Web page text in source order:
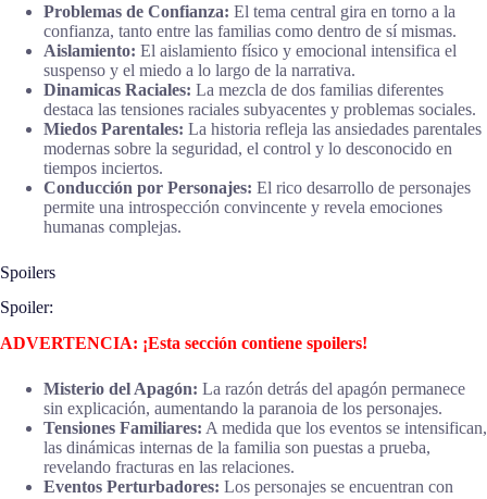
Problemas de Confianza: El tema central gira en torno a la
confianza, tanto entre las familias como dentro de sí mismas.
Aislamiento: El aislamiento físico y emocional intensifica el
suspenso y el miedo a lo largo de la narrativa.
Dinamicas Raciales: La mezcla de dos familias diferentes
destaca las tensiones raciales subyacentes y problemas sociales.
Miedos Parentales: La historia refleja las ansiedades parentales
modernas sobre la seguridad, el control y lo desconocido en
tiempos inciertos.
Conducción por Personajes: El rico desarrollo de personajes
permite una introspección convincente y revela emociones
humanas complejas.
Spoilers
Spoiler:
ADVERTENCIA: ¡Esta sección contiene spoilers!
Misterio del Apagón: La razón detrás del apagón permanece
sin explicación, aumentando la paranoia de los personajes.
Tensiones Familiares: A medida que los eventos se intensifican,
las dinámicas internas de la familia son puestas a prueba,
revelando fracturas en las relaciones.
Eventos Perturbadores: Los personajes se encuentran con